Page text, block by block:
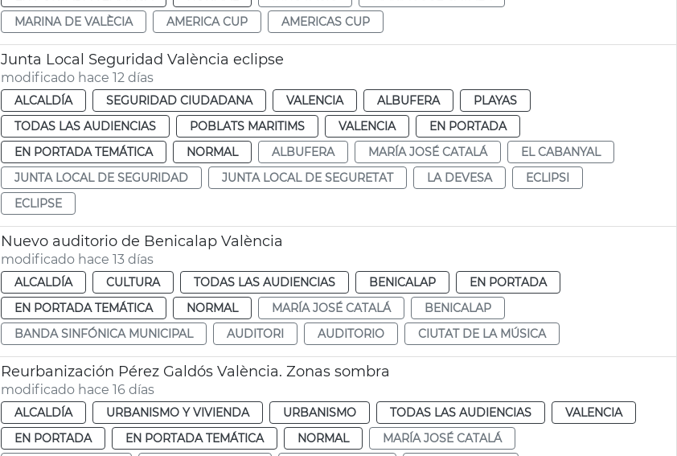
MARINA DE VALÈCIA
AMERICA CUP AMERICAS CUP
Junta Local Seguridad València eclipse
modificado hace 12 días
ALCALDÍA SEGURIDAD CIUDADANA VALENCIA ALBUFERA
PLAYAS
TODAS LAS AUDIENCIAS
POBLATS MARITIMS VALENCIA
EN PORTADA
EN PORTADA TEMÁTICA
NORMAL ALBUFERA MARÍA JOSÉ CATALÁ
EL CABANYAL
JUNTA LOCAL DE SEGURIDAD
JUNTA LOCAL DE SEGURETAT LA DEVESA
ECLIPSI
ECLIPSE
Nuevo auditorio de Benicalap València
modificado hace 13 días
ALCALDÍA CULTURA TODAS LAS AUDIENCIAS BENICALAP
EN PORTADA
EN PORTADA TEMÁTICA
NORMAL MARÍA JOSÉ CATALÁ
BENICALAP
BANDA SINFÓNICA MUNICIPAL
AUDITORI AUDITORIO CIUTAT DE LA MÚSICA
Reurbanización Pérez Galdós València. Zonas sombra
modificado hace 16 días
ALCALDÍA URBANISMO Y VIVIENDA URBANISMO TODAS LAS AUDIENCIAS
VALENCIA
EN PORTADA
EN PORTADA TEMÁTICA NORMAL
MARÍA JOSÉ CATALÁ